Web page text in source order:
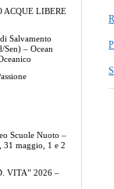
ACQUE LIBERE
Salvamento
Sen) – Ocean
Scuole Nuoto –
31 maggio, 1 e 2
VITA” 2026 –